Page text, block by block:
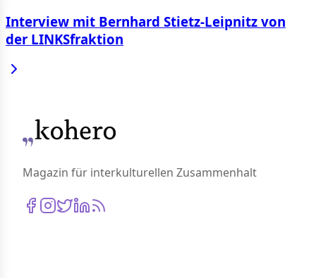
Interview mit Bernhard Stietz-Leipnitz von
der LINKSfraktion
Magazin für interkulturellen Zusammenhalt